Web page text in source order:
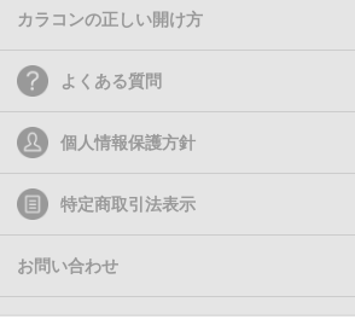
カラコンの正しい開け方
よくある質問
個人情報保護方針
特定商取引法表示
お問い合わせ